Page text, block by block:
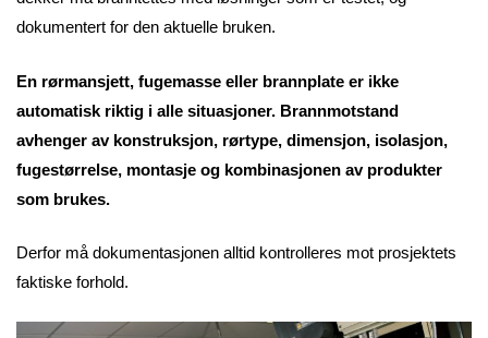
dokumentert for den aktuelle bruken.
En rørmansjett, fugemasse eller brannplate er ikke
automatisk riktig i alle situasjoner. Brannmotstand
avhenger av konstruksjon, rørtype, dimensjon, isolasjon,
fugestørrelse, montasje og kombinasjonen av produkter
som brukes.
Derfor må dokumentasjonen alltid kontrolleres mot prosjektets
faktiske forhold.